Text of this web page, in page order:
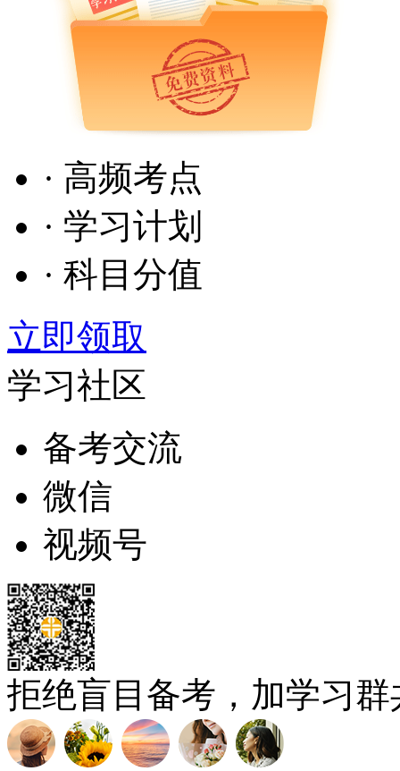
· 高频考点
· 学习计划
· 科目分值
立即领取
学习社区
备考交流
微信
视频号
拒绝盲目备考，加学习